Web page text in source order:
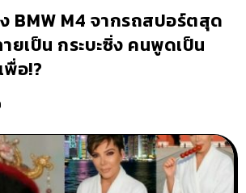
BMW M4 จากรถสปอร์ตสุด
ยเป็น กระบะซิ่ง คนพูดเป็น
พื่อ!?